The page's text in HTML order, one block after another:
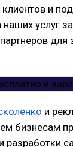
и
услуг
для
и
бизнесам